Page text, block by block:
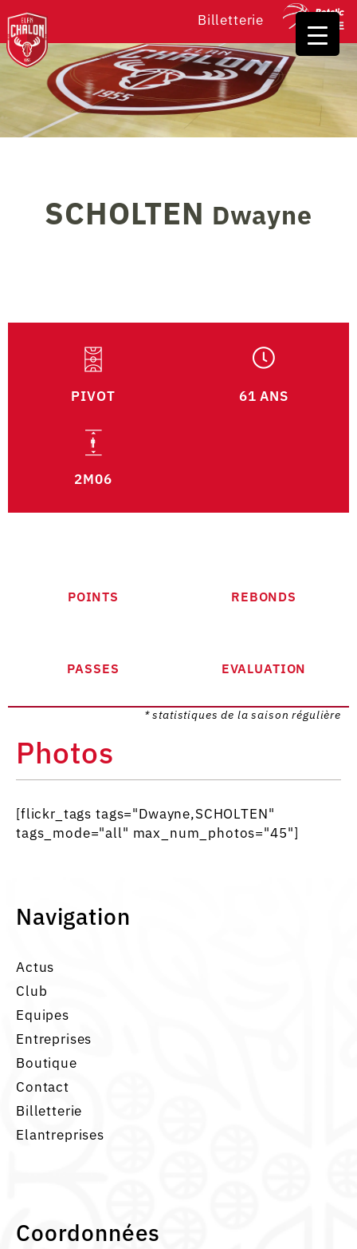
Billetterie
SCHOLTEN Dwayne
PIVOT 61 ANS
2M06
POINTS REBONDS
PASSES EVALUATION
* statistiques de la saison régulière
Photos
[flickr_tags tags="Dwayne,SCHOLTEN"
tags_mode="all" max_num_photos="45"]
Navigation
Actus
Club
Equipes
Entreprises
Boutique
Contact
Billetterie
Elantreprises
Coordonnées